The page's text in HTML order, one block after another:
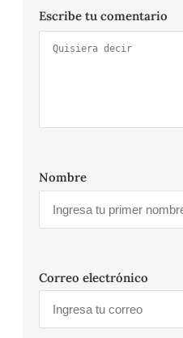
Escribe tu comentario
Nombre
Correo electrónico